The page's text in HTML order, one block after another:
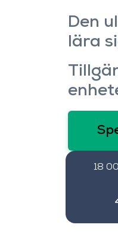
Den
lära
18